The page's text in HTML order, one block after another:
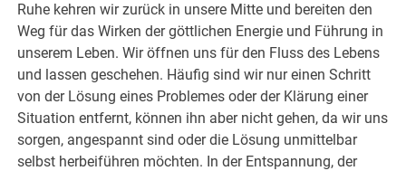
Ruhe kehren wir zurück in unsere Mitte und bereiten den
Weg für das Wirken der göttlichen Energie und Führung in
unserem Leben. Wir öffnen uns für den Fluss des Lebens
und lassen geschehen. Häufig sind wir nur einen Schritt
von der Lösung eines Problemes oder der Klärung einer
Situation entfernt, können ihn aber nicht gehen, da wir uns
sorgen, angespannt sind oder die Lösung unmittelbar
selbst herbeiführen möchten. In der Entspannung, der